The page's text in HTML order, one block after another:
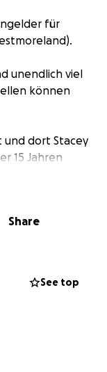
für
unendlich viel
können
und dort Stacey
15 Jahren
können
Dorf zu
Share
See top